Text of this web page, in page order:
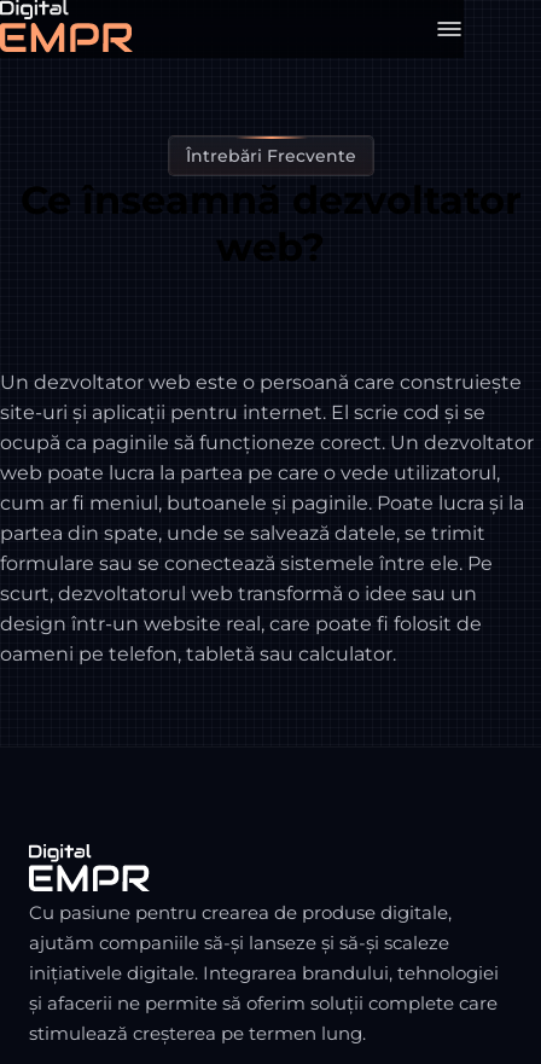
Întrebări Frecvente
Ce înseamnă dezvoltator
web?
Un dezvoltator web este o persoană care construiește
site-uri și aplicații pentru internet. El scrie cod și se
ocupă ca paginile să funcționeze corect. Un dezvoltator
web poate lucra la partea pe care o vede utilizatorul,
cum ar fi meniul, butoanele și paginile. Poate lucra și la
partea din spate, unde se salvează datele, se trimit
formulare sau se conectează sistemele între ele. Pe
scurt, dezvoltatorul web transformă o idee sau un
design într-un website real, care poate fi folosit de
oameni pe telefon, tabletă sau calculator.
Cu pasiune pentru crearea de produse digitale,
ajutăm companiile să-și lanseze și să-și scaleze
inițiativele digitale. Integrarea brandului, tehnologiei
și afacerii ne permite să oferim soluții complete care
stimulează creșterea pe termen lung.